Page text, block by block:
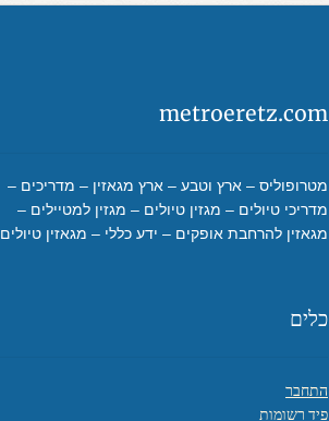
metroeretz.com
מטרופוליס – ארץ וטבע – ארץ מגאזין – מדריכים –
מדריכי טיולים – מגזין טיולים – מגזין למטיילים –
מגאזין להרחבת אופקים – ידע כללי – מגאזין טיולים
כלים
התחבר
פיד רשומות